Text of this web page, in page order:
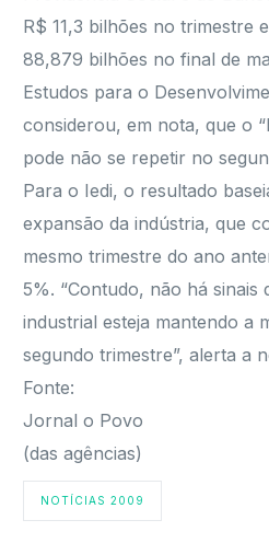
R$ 11,3 bilhões no trimestre
88,879 bilhões no final de
Estudos para o
considerou, em nota, que o
pode não se repetir no
Para o Iedi, o resultado
expansão da indústria, que
mesmo trimestre do ano
5%. “Contudo, não há sinais
industrial esteja mantendo a
segundo trimestre”, alerta a
Fonte:
Jornal o Povo
(das agências)
NOTÍCIAS 2009